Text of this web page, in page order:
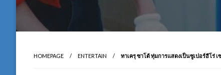
HOMEPAGE ENTERTAIN ทาเครุ ซาโต้ ทุ่มการแสดงเป็นซูเปอร์ฮีโร่